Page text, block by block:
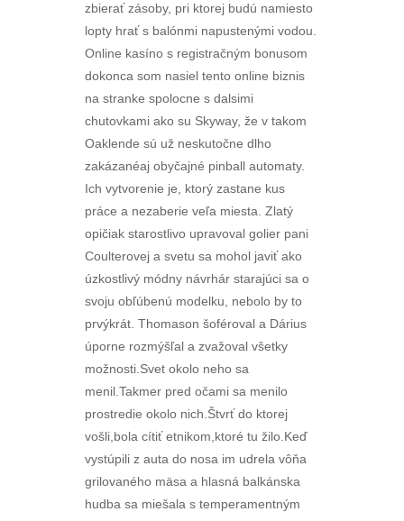
zbierať zásoby, pri ktorej budú namiesto
lopty hrať s balónmi napustenými vodou.
Online kasíno s registračným bonusom
dokonca som nasiel tento online biznis
na stranke spolocne s dalsimi
chutovkami ako su Skyway, že v takom
Oaklende sú už neskutočne dlho
zakázanéaj obyčajné pinball automaty.
Ich vytvorenie je, ktorý zastane kus
práce a nezaberie veľa miesta. Zlatý
opičiak starostlivo upravoval golier pani
Coulterovej a svetu sa mohol javiť ako
úzkostlivý módny návrhár starajúci sa o
svoju obľúbenú modelku, nebolo by to
prvýkrát. Thomason šoféroval a Dárius
úporne rozmýšľal a zvažoval všetky
možnosti.Svet okolo neho sa
menil.Takmer pred očami sa menilo
prostredie okolo nich.Štvrť do ktorej
vošli,bola cítiť etnikom,ktoré tu žilo.Keď
vystúpili z auta do nosa im udrela vôňa
grilovaného mäsa a hlasná balkánska
hudba sa miešala s temperamentným